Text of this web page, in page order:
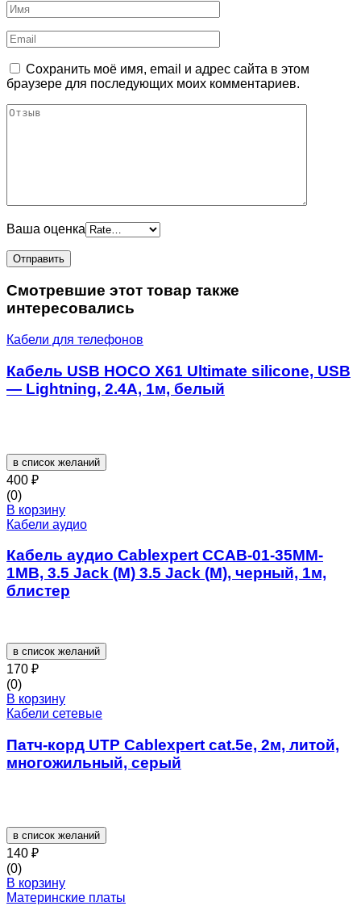
Сохранить моё имя, email и адрес сайта в этом
браузере для последующих моих комментариев.
Ваша оценка
Смотревшие этот товар также
интересовались
Кабели для телефонов
Кабель USB HOCO X61 Ultimate silicone, USB
— Lightning, 2.4А, 1м, белый
в список желаний
400 ₽
(0)
В корзину
Кабели аудио
Кабель аудио Cablexpert CCAB-01-35MM-
1MB, 3.5 Jack (M) 3.5 Jack (M), черный, 1м,
блистер
в список желаний
170 ₽
(0)
В корзину
Кабели сетевые
Патч-корд UTP Cablexpert cat.5e, 2м, литой,
многожильный, серый
в список желаний
140 ₽
(0)
В корзину
Материнские платы